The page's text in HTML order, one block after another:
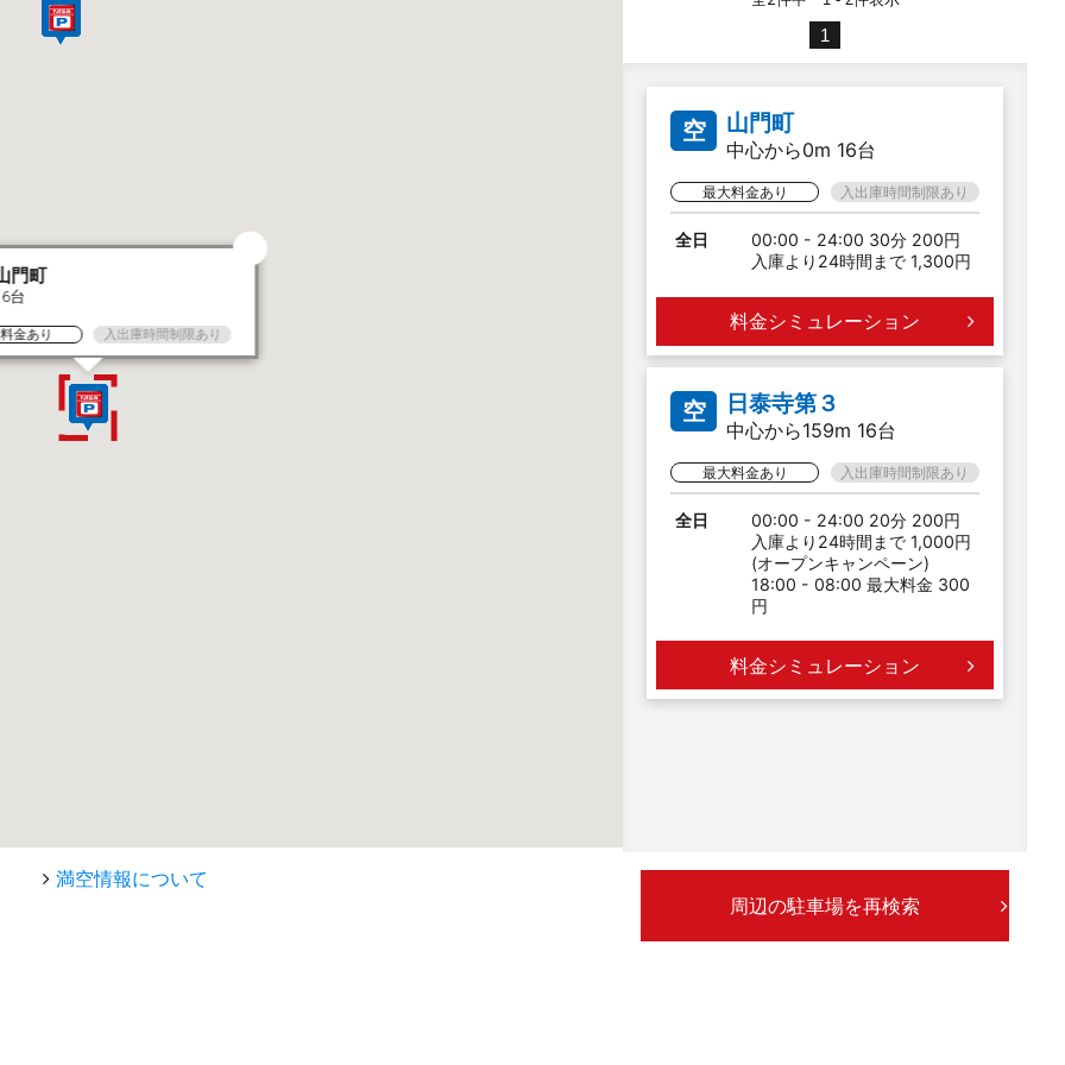
門町
台
金あり 入出庫時間制限あり
1
空 山門町
中心から0m 16台
最大料金あり 入出庫時間制限あり
全日
00:00 - 24:00 30分 200円
入庫より24時間まで 1,300円
料金シミュレーション
空 日泰寺第３
中心から159m 16台
最大料金あり 入出庫時間制限あり
全日
00:00 - 24:00 20分 200円
入庫より24時間まで 1,000円
(オープンキャンペーン)
18:00 - 08:00 最大料金 300
円
料金シミュレーション
満空情報について
周辺の駐車場を再検索